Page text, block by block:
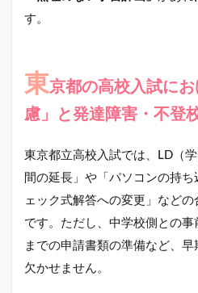
す。
東京都の高校入試に
慮」と発達障害・不登
東京都立高校入試では、LD（
間の延長」や「パソコンの持
ェック式解答への変更」など
です。ただし、中学校側との
までの申請書類の準備など、
欠かせません。